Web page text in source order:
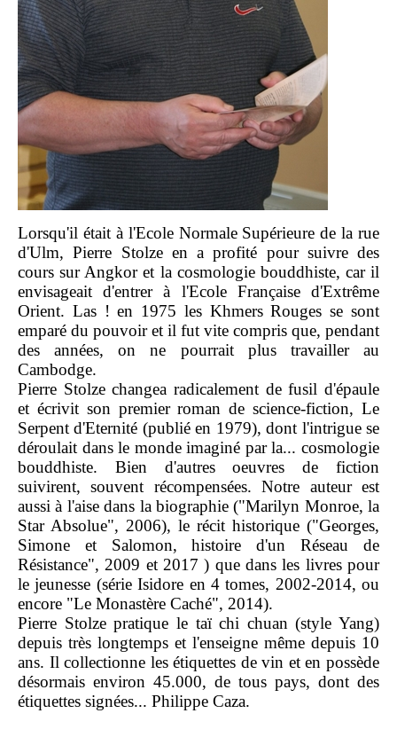
Lorsqu'il était à l'Ecole Normale Supérieure de la rue
d'Ulm, Pierre Stolze en a profité pour suivre des
cours sur Angkor et la cosmologie bouddhiste, car il
envisageait d'entrer à l'Ecole Française d'Extrême
Orient. Las ! en 1975 les Khmers Rouges se sont
emparé du pouvoir et il fut vite compris que, pendant
des années, on ne pourrait plus travailler au
Cambodge.
Pierre Stolze changea radicalement de fusil d'épaule
et écrivit son premier roman de science-fiction, Le
Serpent d'Eternité (publié en 1979), dont l'intrigue se
déroulait dans le monde imaginé par la... cosmologie
bouddhiste. Bien d'autres oeuvres de fiction
suivirent, souvent récompensées. Notre auteur est
aussi à l'aise dans la biographie ("Marilyn Monroe, la
Star Absolue", 2006), le récit historique ("Georges,
Simone et Salomon, histoire d'un Réseau de
Résistance", 2009 et 2017 ) que dans les livres pour
le jeunesse (série Isidore en 4 tomes, 2002-2014, ou
encore "Le Monastère Caché", 2014).
Pierre Stolze pratique le taï chi chuan (style Yang)
depuis très longtemps et l'enseigne même depuis 10
ans. Il collectionne les étiquettes de vin et en possède
désormais environ 45.000, de tous pays, dont des
étiquettes signées... Philippe Caza.